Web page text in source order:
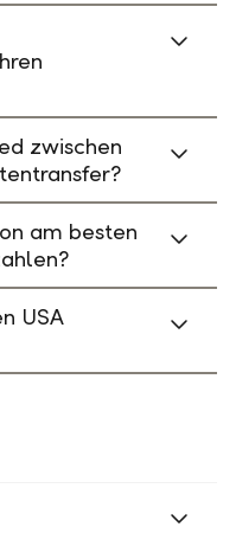
zwischen
am besten
USA